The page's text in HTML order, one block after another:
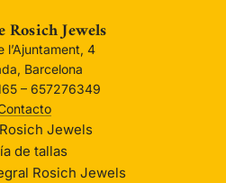
Rosich Jewels
l’Ajuntament, 4
Barcelona
– 657276349
Jewels
de tallas
Rosich Jewels